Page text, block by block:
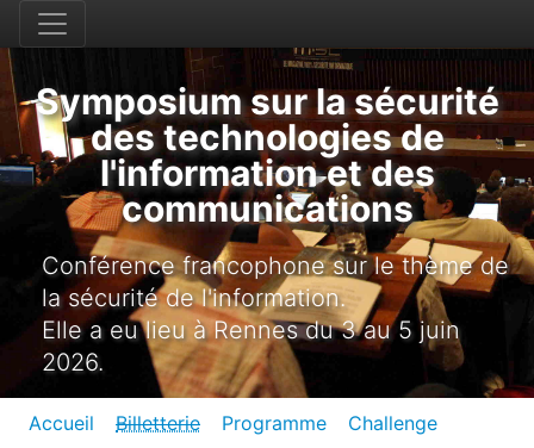
Symposium sur la sécurité
des technologies de
l'information et des
communications
Conférence francophone sur le thème de
la sécurité de l'information.
Elle a eu lieu à Rennes du 3 au 5 juin
2026.
Accueil Billetterie Programme Challenge